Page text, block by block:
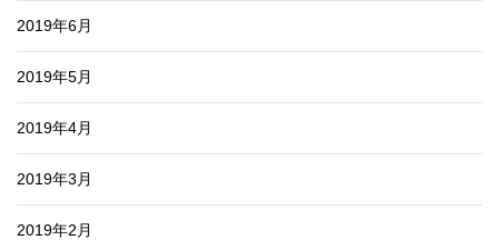
2019年6月
2019年5月
2019年4月
2019年3月
2019年2月